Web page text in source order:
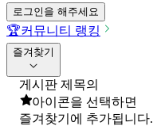
로그인을 해주세요
🏆커뮤니티 랭킹
즐겨찾기
게시판 제목의
아이콘을 선택하면
즐겨찾기에 추가됩니다.